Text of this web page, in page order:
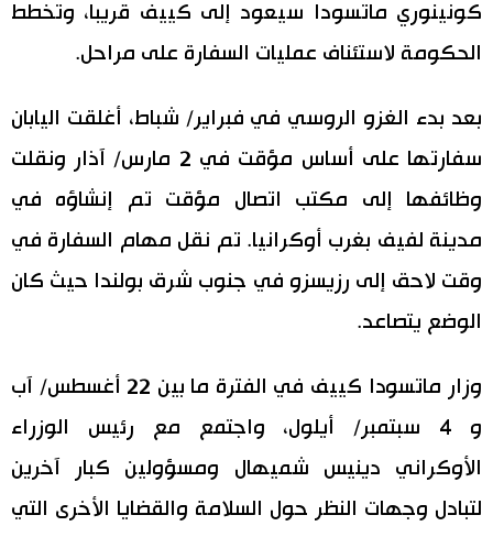
صور
تجارب وآراء
سياسة
اقتصاد
ثقافة
لايف ستايل
الأكثر تفاعلا
موسوعة اليابان
المطبخ الياباني
كونينوري ماتسودا سيعود إلى كييف قريبا، وتخطط
الحكومة لاستئناف عمليات السفارة على مراحل.
بعد بدء الغزو الروسي في فبراير/ شباط، أغلقت اليابان
سفارتها على أساس مؤقت في 2 مارس/ آذار ونقلت
وظائفها إلى مكتب اتصال مؤقت تم إنشاؤه في
مدينة لفيف بغرب أوكرانيا. تم نقل مهام السفارة في
وقت لاحق إلى رزيسزو في جنوب شرق بولندا حيث كان
الوضع يتصاعد.
وزار ماتسودا كييف في الفترة ما بين 22 أغسطس/ آب
و 4 سبتمبر/ أيلول، واجتمع مع رئيس الوزراء
الأوكراني دينيس شميهال ومسؤولين كبار آخرين
لتبادل وجهات النظر حول السلامة والقضايا الأخرى التي